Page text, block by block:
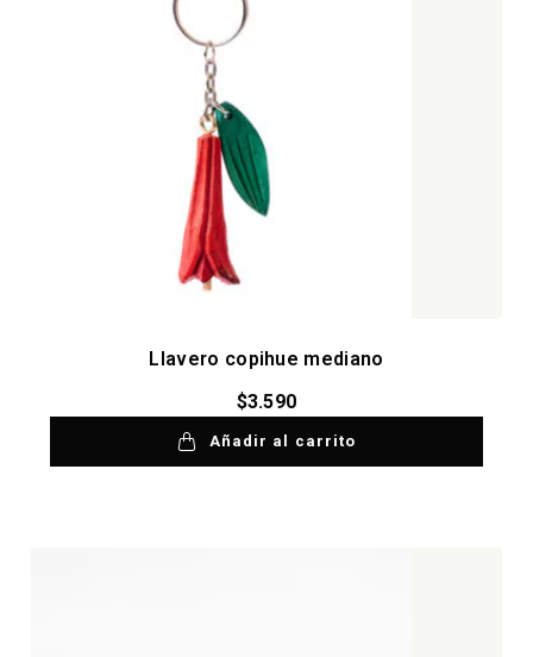
Llavero copihue mediano
$3.590
Añadir al carrito